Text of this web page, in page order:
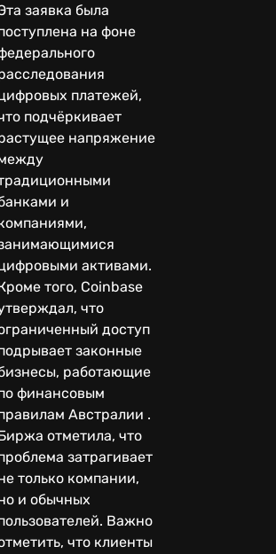
заявка была
на фоне
платежей,
подчёркивает
напряжение
и
активами.
того, Coinbase
что
доступ
законные
работающие
финансовым
Австралии .
отметила, что
затрагивает
только компании,
и обычных
Важно
что клиенты